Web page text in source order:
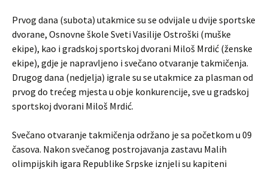
Prvog dana (subota) utakmice su se odvijale u dvije sportske
dvorane, Osnovne škole Sveti Vasilije Ostroški (muške
ekipe), kao i gradskoj sportskoj dvorani Miloš Mrdić (ženske
ekipe), gdje je napravljeno i svečano otvaranje takmičenja.
Drugog dana (nedjelja) igrale su se utakmice za plasman od
prvog do trećeg mjesta u obje konkurencije, sve u gradskoj
sportskoj dvorani Miloš Mrdić.
Svečano otvaranje takmičenja održano je sa početkom u 09
časova. Nakon svečanog postrojavanja zastavu Malih
olimpijskih igara Republike Srpske iznjeli su kapiteni